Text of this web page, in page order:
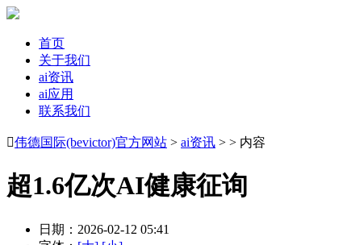
首页
关于我们
ai资讯
ai应用
联系我们
伟德国际(bevictor)官方网站 > ai资讯 > > 内容
超1.6亿次AI健康征询
日期：2026-02-12 05:41